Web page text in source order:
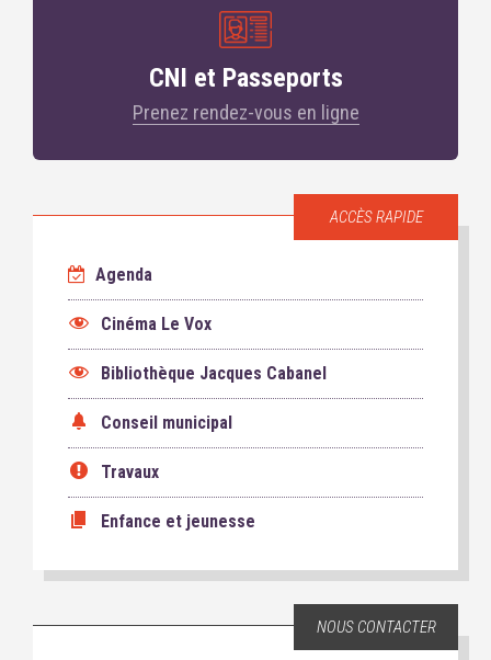
CNI et Passeports
Prenez rendez-vous en ligne
ACCÈS RAPIDE
Agenda
Cinéma Le Vox
Bibliothèque Jacques Cabanel
Conseil municipal
Travaux
Enfance et jeunesse
NOUS CONTACTER